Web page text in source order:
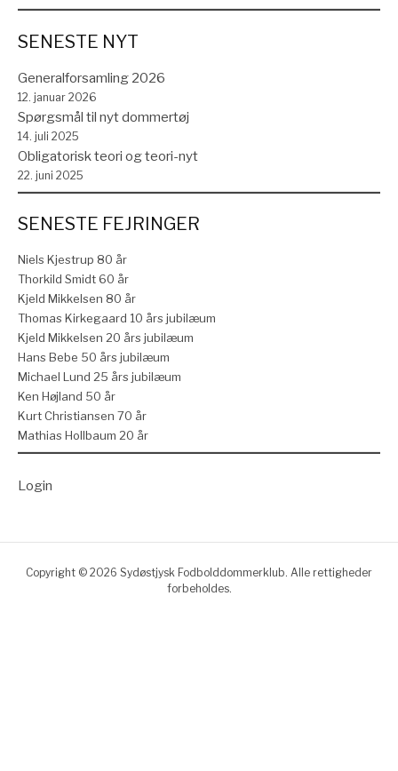
SENESTE NYT
Generalforsamling 2026
12. januar 2026
Spørgsmål til nyt dommertøj
14. juli 2025
Obligatorisk teori og teori-nyt
22. juni 2025
SENESTE FEJRINGER
Niels Kjestrup 80 år
Thorkild Smidt 60 år
Kjeld Mikkelsen 80 år
Thomas Kirkegaard 10 års jubilæum
Kjeld Mikkelsen 20 års jubilæum
Hans Bebe 50 års jubilæum
Michael Lund 25 års jubilæum
Ken Højland 50 år
Kurt Christiansen 70 år
Mathias Hollbaum 20 år
Login
Copyright © 2026 Sydøstjysk Fodbolddommerklub. Alle rettigheder
forbeholdes.